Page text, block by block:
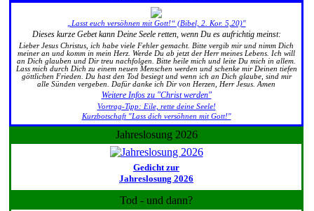
„Lasst euch versöhnen mit Gott!“ (Bibel, 2. Kor. 5,20)"
Dieses kurze Gebet kann Deine Seele retten, wenn Du es aufrichtig meinst:
Lieber Jesus Christus, ich habe viele Fehler gemacht. Bitte vergib mir und nimm Dich
meiner an und komm in mein Herz. Werde Du ab jetzt der Herr meines Lebens. Ich will
an Dich glauben und Dir treu nachfolgen. Bitte heile mich und leite Du mich in allem.
Lass mich durch Dich zu einem neuen Menschen werden und schenke mir Deinen tiefen
göttlichen Frieden. Du hast den Tod besiegt und wenn ich an Dich glaube, sind mir
alle Sünden vergeben. Dafür danke ich Dir von Herzen, Herr Jesus. Amen
Weitere Infos zu "Christ werden"
Vortrag-Tipp: Eile, rette deine Seele!
Kurzbotschaft "Lass dich versöhnen mit Gott!"
Jahreslosung 2026
Gedicht zur
Jahreslosung 2026
Tod - und dann?